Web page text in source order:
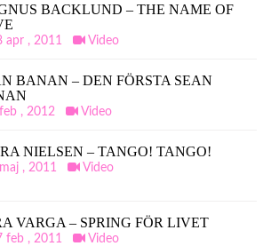
BACKLUND – THE NAME OF
apr , 2011 Video
BANAN – DEN FÖRSTA SEAN
, 2012 Video
NIELSEN – TANGO! TANGO!
, 2011 Video
VARGA – SPRING FÖR LIVET
feb , 2011 Video